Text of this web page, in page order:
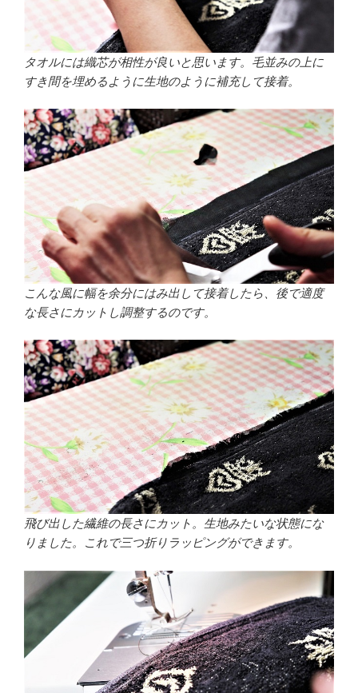
タオルには織芯が相性が良いと思います。毛並みの上に
すき間を埋めるように生地のように補充して接着。
こんな風に幅を余分にはみ出して接着したら、後で適度
な長さにカットし調整するのです。
飛び出した繊維の長さにカット。生地みたいな状態にな
りました。これで三つ折りラッピングができます。